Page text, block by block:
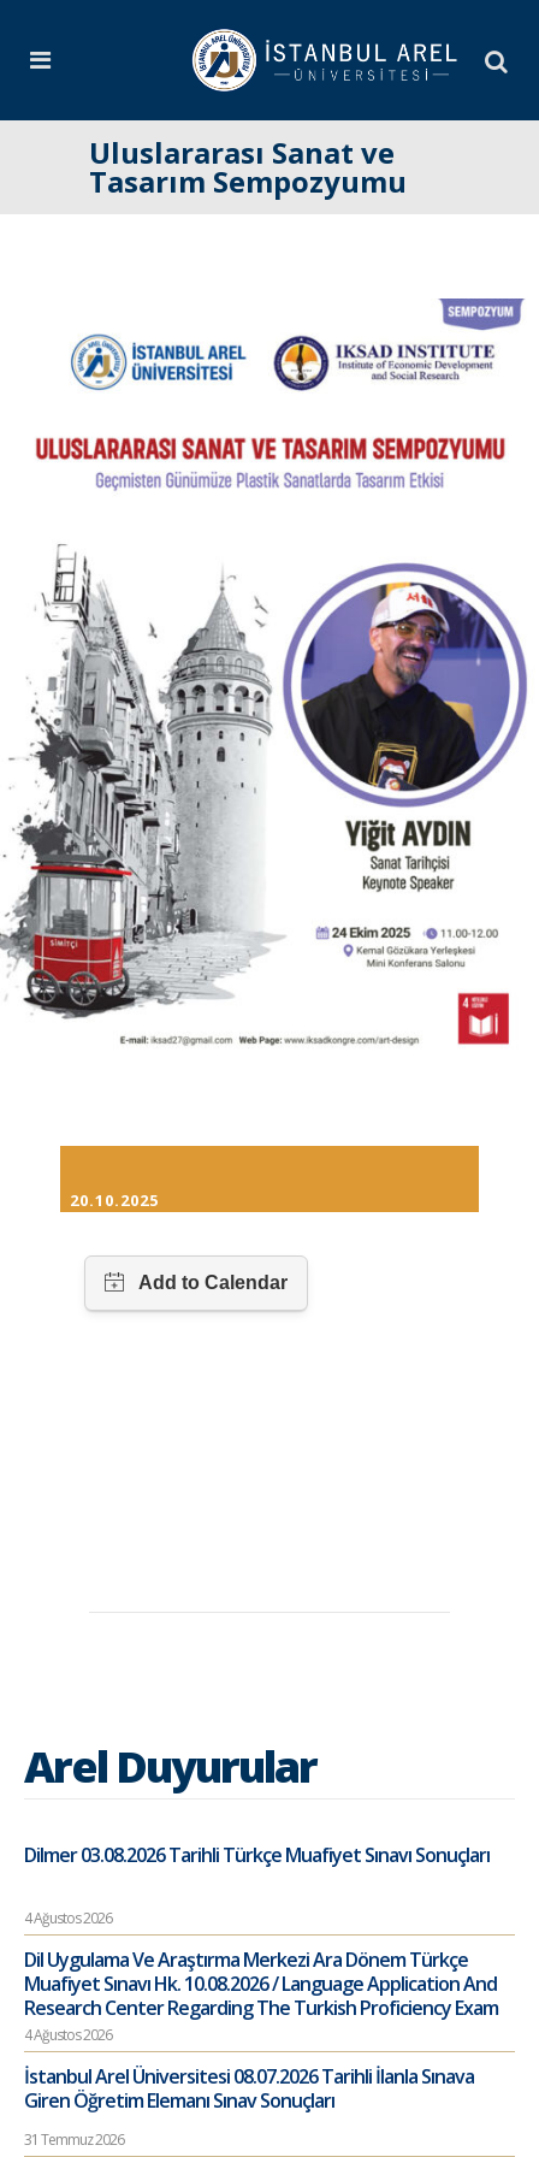
Uluslararası Sanat ve
Tasarım Sempozyumu
20.10.2025
Arel Duyurular
Dilmer 03.08.2026 Tarihli Türkçe Muafiyet Sınavı Sonuçları
4 Ağustos 2026
Dil Uygulama Ve Araştırma Merkezi Ara Dönem Türkçe
Muafiyet Sınavı Hk. 10.08.2026 / Language Application And
Research Center Regarding The Turkish Proficiency Exam
4 Ağustos 2026
İstanbul Arel Üniversitesi 08.07.2026 Tarihli İlanla Sınava
Giren Öğretim Elemanı Sınav Sonuçları
31 Temmuz 2026